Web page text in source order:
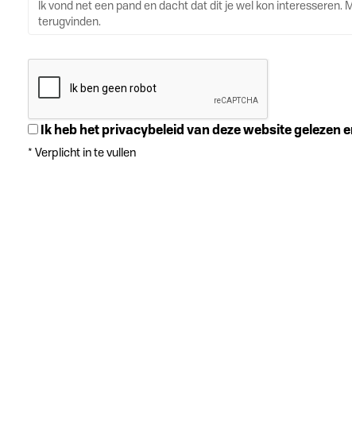
Ik heb het privacybeleid van deze website gelezen
* Verplicht in te vullen